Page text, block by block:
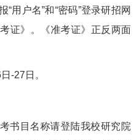
“用户名”和“密码”登录研招网
证》。《准考证》正反两面
-27日。
书目名称请登陆我校研究院